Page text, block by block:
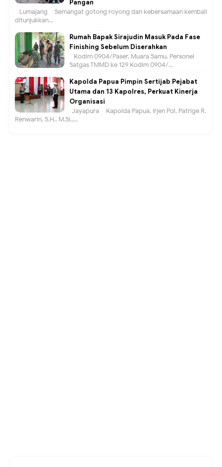
Pangan
Lumajang – Semangat gotong royong dan kebersamaan kembali
ditunjukkan...
Rumah Bapak Sirajudin Masuk Pada Fase
Finishing Sebelum Diserahkan
Kodim 0904/Paser, Muara Samu. Personel
Satgas TMMD ke 129 Kodim 0904/...
Kapolda Papua Pimpin Sertijab Pejabat
Utama dan 13 Kapolres, Perkuat Kinerja
Organisasi
Jayapura – Kapolda Papua, Irjen Pol. Patrige R.
Renwarin, S.H., M.Si.,...